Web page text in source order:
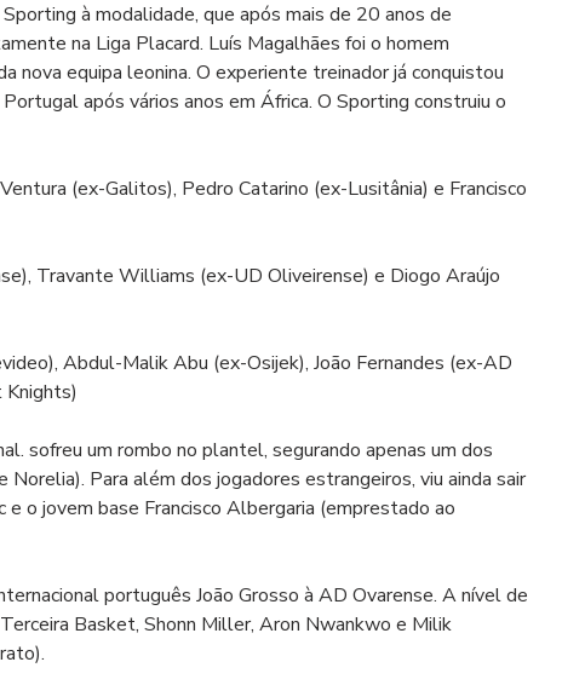
à modalidade, que após mais de 20 anos de
na Liga Placard. Luís Magalhães foi o homem
nova equipa leonina. O experiente treinador já conquistou
após vários anos em África. O Sporting construiu o
(ex-Galitos), Pedro Catarino (ex-Lusitânia) e Francisco
Travante Williams (ex-UD Oliveirense) e Diogo Araújo
Abdul-Malik Abu (ex-Osijek), João Fernandes (ex-AD
Knights)
sofreu um rombo no plantel, segurando apenas um dos
Para além dos jogadores estrangeiros, viu ainda sair
o jovem base Francisco Albergaria (emprestado ao
português João Grosso à AD Ovarense. A nível de
Basket, Shonn Miller, Aron Nwankwo e Milik